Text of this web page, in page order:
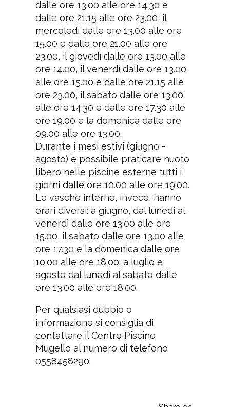
dalle ore 13.00 alle ore 14.30 e
dalle ore 21.15 alle ore 23.00, il
mercoledì dalle ore 13.00 alle ore
15.00 e dalle ore 21.00 alle ore
23.00, il giovedì dalle ore 13.00 alle
ore 14.00, il venerdì dalle ore 13.00
alle ore 15.00 e dalle ore 21.15 alle
ore 23.00, il sabato dalle ore 13.00
alle ore 14.30 e dalle ore 17.30 alle
ore 19.00 e la domenica dalle ore
09.00 alle ore 13.00.
Durante i mesi estivi (giugno -
agosto) è possibile praticare nuoto
libero nelle piscine esterne tutti i
giorni dalle ore 10.00 alle ore 19.00.
Le vasche interne, invece, hanno
orari diversi: a giugno, dal lunedì al
venerdì dalle ore 13.00 alle ore
15.00, il sabato dalle ore 13.00 alle
ore 17.30 e la domenica dalle ore
10.00 alle ore 18.00; a luglio e
agosto dal lunedì al sabato dalle
ore 13.00 alle ore 18.00.
Per qualsiasi dubbio o
informazione si consiglia di
contattare il Centro Piscine
Mugello al numero di telefono
0558458290.